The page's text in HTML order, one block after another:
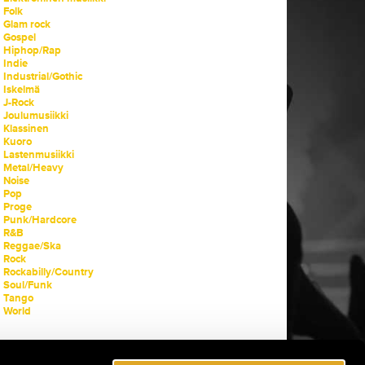
Folk
Glam rock
Gospel
Hiphop/Rap
Indie
Industrial/Gothic
Iskelmä
J-Rock
Joulumusiikki
Klassinen
Kuoro
Lastenmusiikki
Metal/Heavy
Noise
Pop
Proge
Punk/Hardcore
R&B
Reggae/Ska
Rock
Rockabilly/Country
Soul/Funk
Tango
World